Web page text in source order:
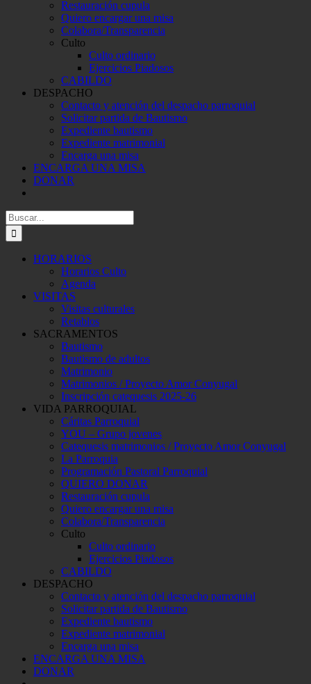
Restauración cupula
Quiero encargar una misa
Colabora/Transparencia
Culto
Culto ordinario
Ejercicios Piadosos
CABILDO
DESPACHO
Contacto y atención del despacho parroquial
Solicitar partida de Bautismo
Expediente bautismo
Expediente matrimonial
Encarga una misa
ENCARGA UNA MISA
DONAR
Buscar:
HORARIOS
Horarios Culto
Agenda
VISITAS
Visitas culturales
Retablos
SACRAMENTOS
Bautismo
Bautismo de adultos
Matrimonio
Matrimonios / Proyecto Amor Conyugal
Inscripción catequesis 2025-26
VIDA PARROQUIAL
Cáritas Parroquial
YOU – Grupo jovenes
Catequesis matrimonios / Proyecto Amor Conyugal
La Parroquia
Programación Pastoral Parroquial
QUIERO DONAR
Restauración cupula
Quiero encargar una misa
Colabora/Transparencia
Culto
Culto ordinario
Ejercicios Piadosos
CABILDO
DESPACHO
Contacto y atención del despacho parroquial
Solicitar partida de Bautismo
Expediente bautismo
Expediente matrimonial
Encarga una misa
ENCARGA UNA MISA
DONAR